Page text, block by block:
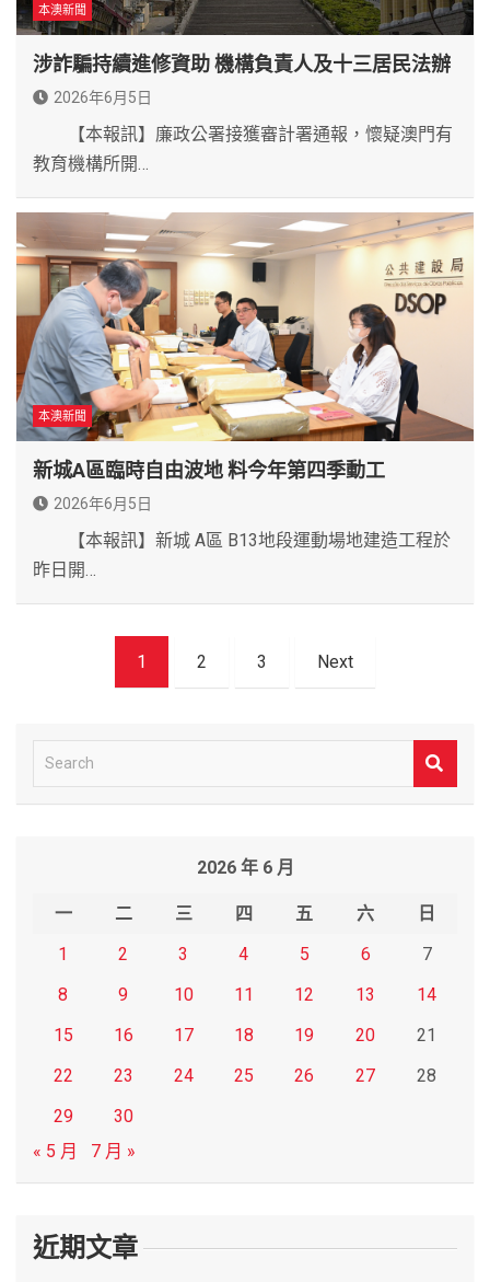
本澳新聞
涉詐騙持續進修資助 機構負責人及十三居民法辦
2026年6月5日
【本報訊】廉政公署接獲審計署通報，懷疑澳門有
教育機構所開…
本澳新聞
新城A區臨時自由波地 料今年第四季動工
2026年6月5日
【本報訊】新城 A區 B13地段運動場地建造工程於
昨日開…
1 2 3 Next
e
2026 年 6 月
一 二 三 四 五 六
日
1
2 3 4 5 6
7
8
9 10 11 12 13
14
15
16 17 18 19 20
21
22
23 24 25 26 27
28
29
30
« 5 月
7 月 »
近期文章